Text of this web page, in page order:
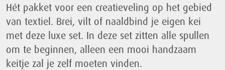
Hét pakket voor een creatieveling op het gebied
van textiel. Brei, vilt of naaldbind je eigen kei
met deze luxe set. In deze set zitten alle spullen
om te beginnen, alleen een mooi handzaam
keitje zal je zelf moeten vinden.